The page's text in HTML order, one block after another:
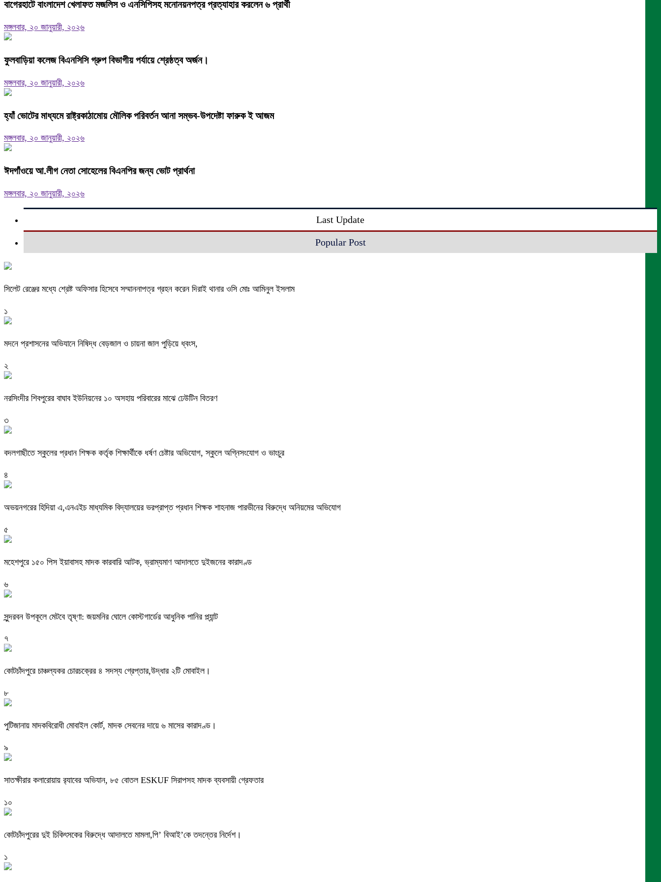
বাগেরহাটে বাংলাদেশ খেলাফত মজলিস ও এনসিপিসহ মনোনয়নপত্র প্রত্যাহার করলেন ৬ প্রার্থী
মঙ্গলবার, ২০ জানুয়ারী, ২০২৬
ফুলবাড়িয়া কলেজ বিএনসিসি গ্রুপ বিভাগীয় পর্যায়ে শ্রেষ্ঠত্ব অর্জন।
মঙ্গলবার, ২০ জানুয়ারী, ২০২৬
হ্যাঁ ভোটের মাধ্যমে রাষ্ট্রকাঠামোয় মৌলিক পরিবর্তন আনা সম্ভব-উপদেষ্টা ফারুক ই আজম
মঙ্গলবার, ২০ জানুয়ারী, ২০২৬
ঈদগাঁওয়ে আ.লীগ নেতা সোহেলের বিএনপির জন্য ভোট প্রার্থনা
মঙ্গলবার, ২০ জানুয়ারী, ২০২৬
Last Update
Popular Post
সিলেট রেঞ্জের মধ্যে শ্রেষ্ট অফিসার হিসেবে সম্মাননাপত্র গ্রহন করেন দিরাই থানার ওসি মোঃ আমিনুল ইসলাম
১
মদনে প্রশাসনের অভিযানে নিষিদ্ধ বেড়জাল ও চায়না জাল পুড়িয়ে ধ্বংস,
২
নরসিংদীর শিবপুরের বাঘাব ইউনিয়নের ১০ অসহায় পরিবারের মাঝে ঢেউটিন বিতরণ
৩
বদলগাছীতে স্কুলের প্রধান শিক্ষক কর্তৃক শিক্ষার্থীকে ধর্ষণ চেষ্টার অভিযোগ, স্কুলে অগ্নিসংযোগ ও ভাংচুর
৪
অভয়নগরের হিদিয়া এ,এনএইচ মাধ্যমিক বিদ্যালয়ের ভরপ্রাপ্ত প্রধান শিক্ষক শাহনাজ পারভীনের বিরুদ্ধে অনিয়মের অভিযোগ
৫
মহেশপুরে ১৫০ পিস ইয়াবাসহ মাদক কারবারি আটক, ভ্রাম্যমাণ আদালতে দুইজনের কারাদণ্ড
৬
সুন্দরবন উপকূলে মেটবে তৃষ্ণা: জয়মনির ঘোলে কোস্টগার্ডের আধুনিক পানির প্ল্যান্ট
৭
কোটচাঁদপুরে চাঞ্চল্যকর চোরচক্রের ৪ সদস্য গ্রেপ্তার,উদ্ধার ২টি মোবাইল।
৮
পুটিজানায় মাদকবিরোধী মোবাইল কোর্ট, মাদক সেবনের দায়ে ৬ মাসের কারাদণ্ড।
৯
সাতক্ষীরার কলারোয়ায় র‍্যাবের অভিযান, ৮৫ বোতল ESKUF সিরাপসহ মাদক ব্যবসায়ী গ্রেফতার
১০
কোটচাঁদপুরের দুই চিকিৎসকের বিরুদ্ধে আদালতে মামলা,পি’ বিআই’কে তদন্তের নির্দেশ।
১